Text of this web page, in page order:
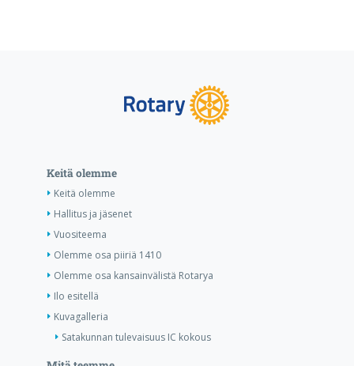
Keitä olemme
Keitä olemme
Hallitus ja jäsenet
Vuositeema
Olemme osa piiriä 1410
Olemme osa kansainvälistä Rotarya
Ilo esitellä
Kuvagalleria
Satakunnan tulevaisuus IC kokous